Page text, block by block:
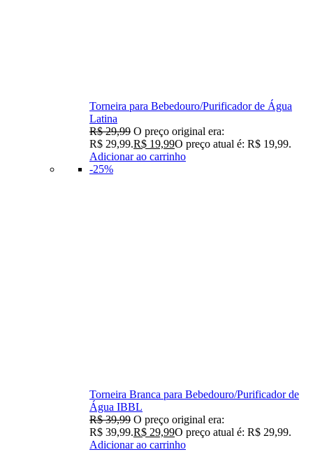
Torneira para Bebedouro/Purificador de Água
Latina
R$29,99 O preço original era:
R$ 29,99.R$ 19,99O preço atual é: R$ 19,99.
Adicionar ao carrinho
-25%
Torneira Branca para Bebedouro/Purificador de
Água IBBL
R$39,99 O preço original era:
R$ 39,99.R$ 29,99O preço atual é: R$ 29,99.
Adicionar ao carrinho